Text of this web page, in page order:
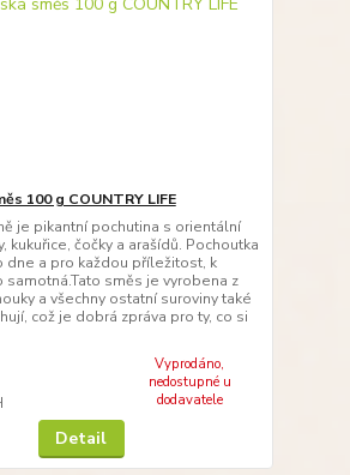
100 g COUNTRY LIFE
je pikantní pochutina s orientální
kukuřice, čočky a arašídů. Pochoutka
dne a pro každou příležitost, k
samotná.Tato směs je vyrobena z
a všechny ostatní suroviny také
což je dobrá zpráva pro ty, co si
Vyprodáno,
nedostupné u
dodavatele
Detail